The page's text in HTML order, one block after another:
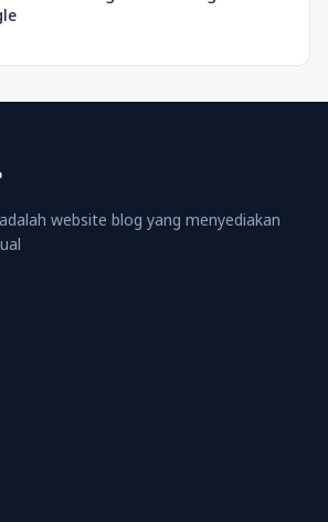
website blog yang menyediakan